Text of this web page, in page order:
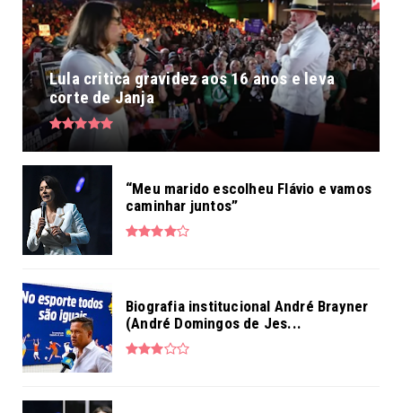
Lula critica gravidez aos 16 anos e leva
corte de Janja
“Meu marido escolheu Flávio e vamos
caminhar juntos”
Biografia institucional André Brayner
(André Domingos de Jes...